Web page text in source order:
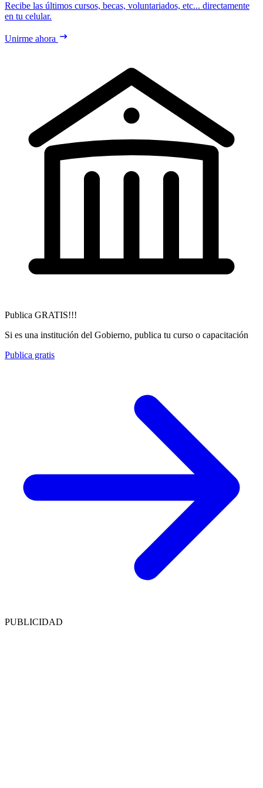
Recibe las últimos cursos, becas, voluntariados, etc... directamente
en tu celular.
Unirme ahora
Publica GRATIS!!!
Si es una institución del Gobierno, publica tu curso o capacitación
Publica gratis
PUBLICIDAD